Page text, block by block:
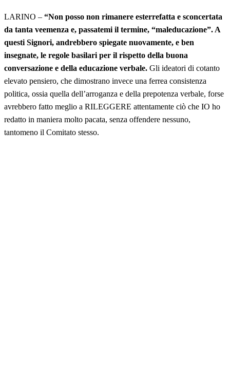
LARINO – “Non posso non rimanere esterrefatta e sconcertata
da tanta veemenza e, passatemi il termine, “maleducazione”. A
questi Signori, andrebbero spiegate nuovamente, e ben
insegnate, le regole basilari per il rispetto della buona
conversazione e della educazione verbale. Gli ideatori di cotanto
elevato pensiero, che dimostrano invece una ferrea consistenza
politica, ossia quella dell’arroganza e della prepotenza verbale, forse
avrebbero fatto meglio a RILEGGERE attentamente ciò che IO ho
redatto in maniera molto pacata, senza offendere nessuno,
tantomeno il Comitato stesso.